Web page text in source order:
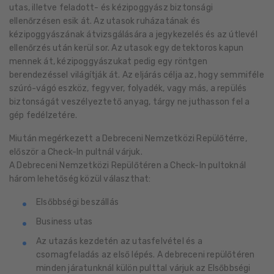
utas, illetve feladott- és kézipoggyász biztonsági
ellenőrzésen esik át. Az utasok ruházatának és
kézipoggyászának átvizsgálására a jegykezelés és az útlevél
ellenőrzés után kerül sor. Az utasok egy detektoros kapun
mennek át, kézipoggyászukat pedig egy röntgen
berendezéssel világítják át. Az eljárás célja az, hogy semmiféle
szúró-vágó eszköz, fegyver, folyadék, vagy más, a repülés
biztonságát veszélyeztető anyag, tárgy ne juthasson fel a
gép fedélzetére.
Miután megérkezett a Debreceni Nemzetközi Repülőtérre,
először a Check-In pultnál várjuk.
A Debreceni Nemzetközi Repülőtéren a Check-In pultoknál
három lehetőség közül választhat:
Elsőbbségi beszállás
Business utas
Az utazás kezdetén az utasfelvétel és a
csomagfeladás az első lépés. A debreceni repülőtéren
minden járatunknál külön pulttal várjuk az Elsőbbségi